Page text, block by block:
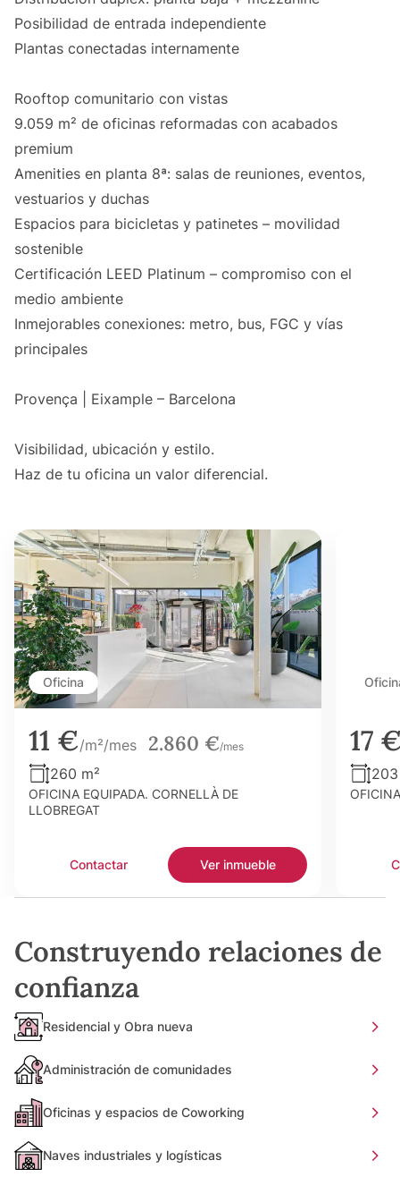
Posibilidad de entrada independiente
Plantas conectadas internamente
Rooftop comunitario con vistas
9.059 m² de oficinas reformadas con acabados
premium
Amenities en planta 8ª: salas de reuniones, eventos,
vestuarios y duchas
Espacios para bicicletas y patinetes – movilidad
sostenible
Certificación LEED Platinum – compromiso con el
medio ambiente
Inmejorables conexiones: metro, bus, FGC y vías
principales
Provença | Eixample – Barcelona
Visibilidad, ubicación y estilo.
Haz de tu oficina un valor diferencial.
Oficina
11 €/m²/mes 2.860 €/mes
260 m²
OFICINA EQUIPADA. CORNELLÀ DE
LLOBREGAT
Contactar Ver inmueble
17
Construyendo relaciones de
confianza
Residencial y Obra nueva
Administración de comunidades
Oficinas y espacios de Coworking
Naves industriales y logísticas